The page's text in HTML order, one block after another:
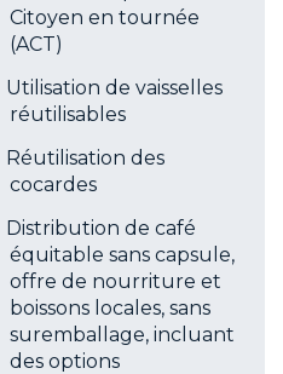
Citoyen en tournée
(ACT)
Utilisation de vaisselles
réutilisables
Réutilisation des
cocardes
Distribution de café
équitable sans capsule,
offre de nourriture et
boissons locales, sans
suremballage, incluant
des options